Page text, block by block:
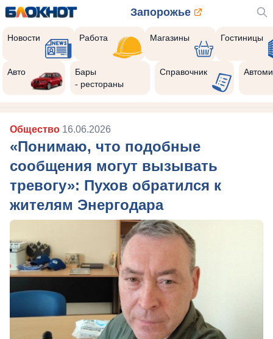
Запорожье
Новости Работа Магазины Гостиницы
Авто
Бары
- рестораны
Справочник
Общество 16.06.2026
«Понимаю, что подобные
сообщения могут вызывать
тревогу»: Пухов обратился к
жителям Энергодара